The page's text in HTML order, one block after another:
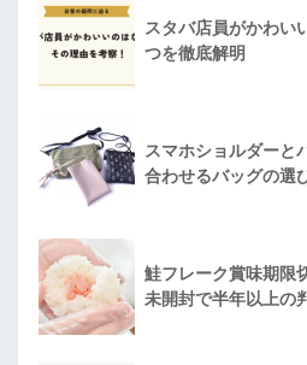
スタバ店員がかわい
つを徹底解明
スマホショルダーと
合わせるバッグの選
鮭フレーク賞味期限
未開封で半年以上の